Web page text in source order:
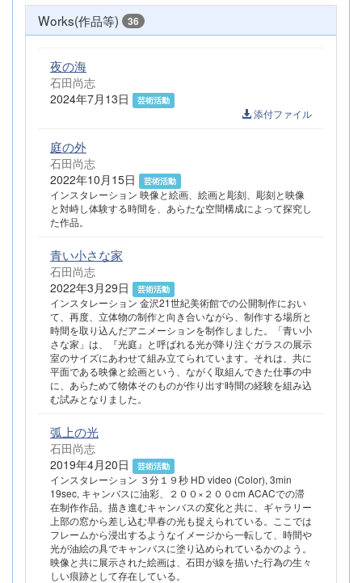
Works(作品等) 36
夜の海
石田尚志
2024年7月13日
芸術活動
添付ファイル
庭の外
石田尚志
2022年10月15日
芸術活動
インスタレーション 映像と絵画、絵画と彫刻、彫刻と映像
と対峙し体験する時間を、あらたな空間構成によって探究し
た作品。
青い小さな家
石田尚志
2022年3月29日
芸術活動
インスタレーション 金沢21世紀美術館での公開制作におい
て、再度、立体物の制作と向き合いながら、制作する場所と
時間を取り込んだアニメーションを制作しました。「青い小
さな家」は、『光庭』と呼ばれる光が降り注ぐガラスの展示
室のサイズにあわせて組み立てられています。それは、共に
平面である映像と絵画という、ながく取組んできた仕事の中
に、あらためて物体そのものが作り出す時間の経験を組み込
む試みとなりました。
弧上の光
石田尚志
2019年4月20日
芸術活動
インスタレーション ３分１９秒 HD video (Color), 3min
19sec, キャンバスに油彩、２００×２００cm ACACでの滞
在制作作品。描き進むキャンバスの変化と共に、ギャラリー
上部の窓から差し込む早春の光も捉えられている。ここでは
フレームから浸出するようなイメージから一転して、時間や
光が油絵の具でキャンバスに塗り込められているかのよう。
映像と共に展示された絵画は、石田が線を描いた行為の生々
しい痕跡として存在している。